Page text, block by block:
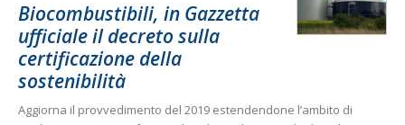
Biocombustibili, in Gazzetta
ufficiale il decreto sulla
certificazione della
sostenibilità
Aggiorna il provvedimento del 2019 estendendone l’ambito di